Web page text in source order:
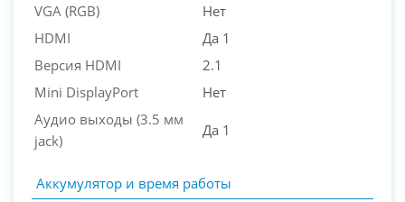
VGA (RGB)
Нет
HDMI
Да 1
Версия HDMI
2.1
Mini DisplayPort
Нет
Аудио выходы (3.5 мм
jack)
Да 1
Аккумулятор и время работы